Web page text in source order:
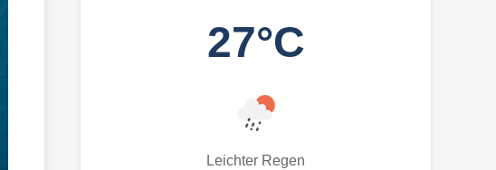
27°C
Leichter Regen